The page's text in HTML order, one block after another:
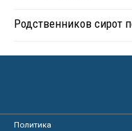
Родственников сирот
Политика